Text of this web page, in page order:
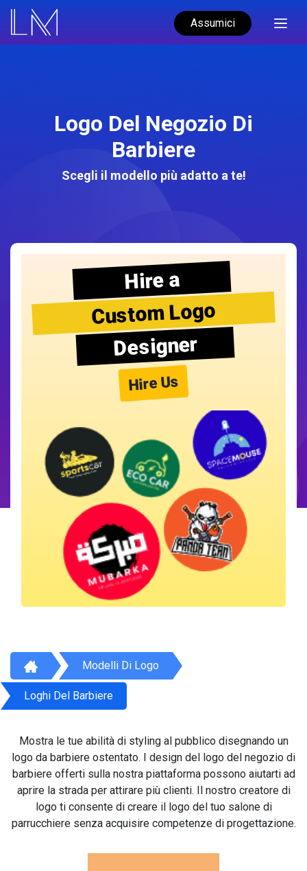
Assumici
Logo Del Negozio Di
Barbiere
Scegli il modello più adatto a te!
Hire a
Custom Logo
Designer
Hire Us
Modelli Di Logo
Loghi Del Barbiere
Mostra le tue abilità di styling al pubblico disegnando un
logo da barbiere ostentato. I design del logo del negozio di
barbiere offerti sulla nostra piattaforma possono aiutarti ad
aprire la strada per attirare più clienti. Il nostro creatore di
logo ti consente di creare il logo del tuo salone di
parrucchiere senza acquisire competenze di progettazione.